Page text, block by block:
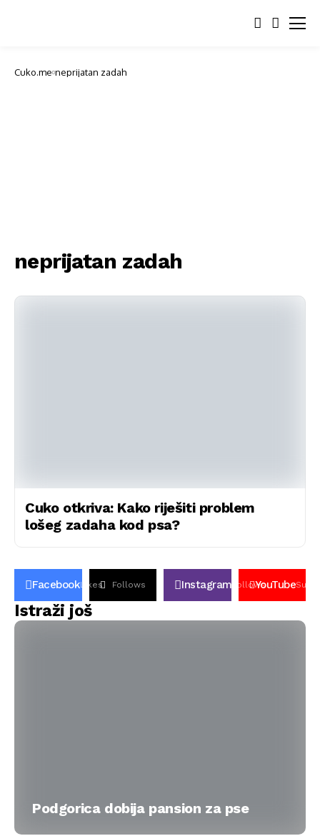
Cuko.me neprijatan zadah
neprijatan zadah
Cuko otkriva: Kako riješiti problem
lošeg zadaha kod psa?
FacebookLikes Follows Instagram FollowsYouTube
Istraži još
Podgorica dobija pansion za pse